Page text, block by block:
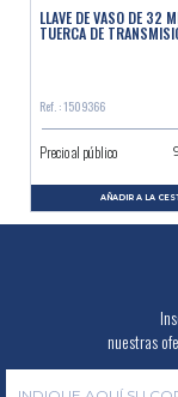
LLAVE DE VASO DE 32
TUERCA DE
Ref. : 1509366
Precio al público
AÑADIR A LA
nuestras